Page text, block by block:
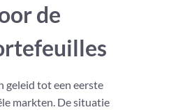
de
geleid tot een eerste
markten. De situatie